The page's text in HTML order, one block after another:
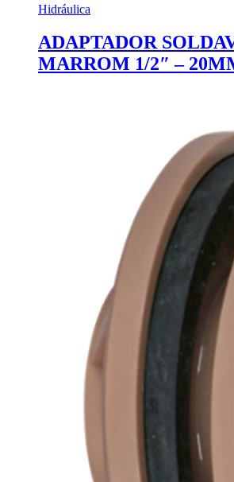
Hidráulica
ADAPTADOR
MARROM 1/2″ –